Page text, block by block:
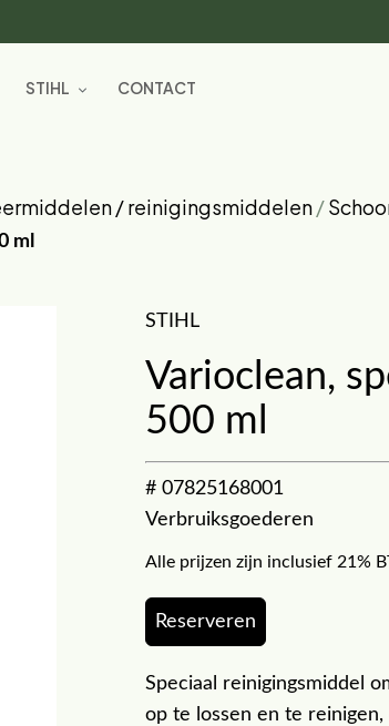
STIHL CONTACT
/ reinigingsmiddelen/
ml
STIHL
Varioclean,
500 ml
# 07825168001
Verbruiksgoederen
Alle prijzen zijn inclusief 21%
Reserveren
Speciaal reinigingsmiddel
op te lossen en te